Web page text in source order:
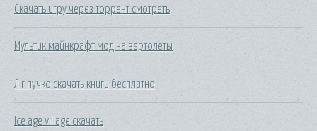
Скачать игру через торрент смотреть
Мультик майнкрафт мод на вертолеты
Л г пучко скачать книги бесплатно
Ice age village скачать